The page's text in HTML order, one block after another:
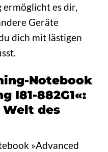
es dir,
Geräte
dich mit lästigen
Notebook
I81-882G1«:
des
»Advanced